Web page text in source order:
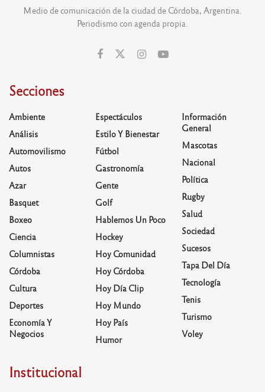
Medio de comunicación de la ciudad de Córdoba, Argentina.
Periodismo con agenda propia.
Secciones
Ambiente
Análisis
Automovilismo
Autos
Azar
Basquet
Boxeo
Ciencia
Columnistas
Córdoba
Cultura
Deportes
Economía Y
Negocios
Espectáculos
Estilo Y Bienestar
Fútbol
Gastronomía
Gente
Golf
Hablemos Un Poco
Hockey
Hoy Comunidad
Hoy Córdoba
Hoy Día Clip
Hoy Mundo
Hoy País
Humor
Información
General
Mascotas
Nacional
Política
Rugby
Salud
Sociedad
Sucesos
Tapa Del Día
Tecnología
Tenis
Turismo
Voley
Institucional